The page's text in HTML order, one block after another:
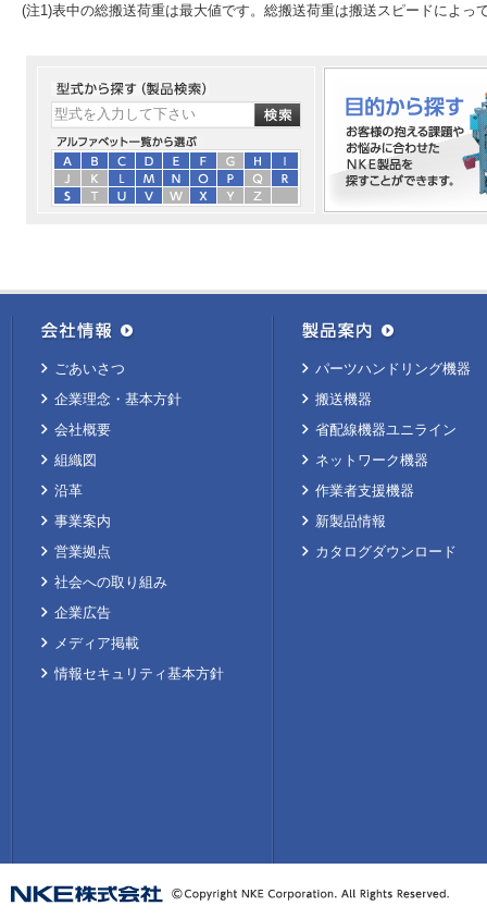
(注1)表中の総搬送荷重は最大値です。総搬送荷重は搬送スピードによっ
ごあいさつ
企業理念・基本方針
会社概要
組織図
沿革
事業案内
営業拠点
社会への取り組み
企業広告
メディア掲載
情報セキュリティ基本方針
パーツハンドリング機器
搬送機器
省配線機器ユニライン
ネットワーク機器
作業者支援機器
新製品情報
カタログダウンロード